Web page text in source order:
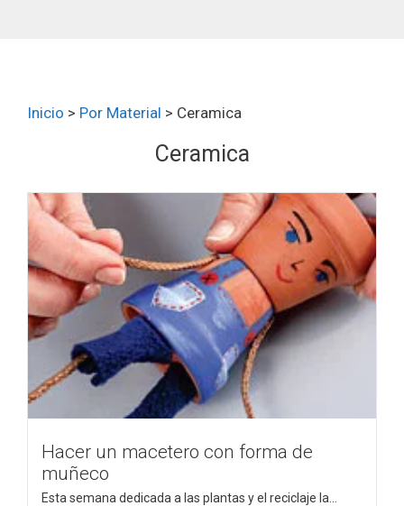
Inicio > Por Material > Ceramica
Ceramica
Hacer un macetero con forma de
muñeco
Esta semana dedicada a las plantas y el reciclaje la...